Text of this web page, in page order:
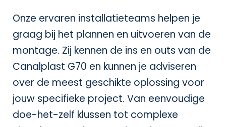
Onze ervaren installatieteams helpen je
graag bij het plannen en uitvoeren van de
montage. Zij kennen de ins en outs van de
Canalplast G70 en kunnen je adviseren
over de meest geschikte oplossing voor
jouw specifieke project. Van eenvoudige
doe-het-zelf klussen tot complexe